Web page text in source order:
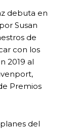
debuta en
Susan
de
con los
2019 al
Premios
del